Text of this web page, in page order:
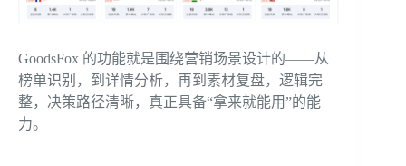
GoodsFox 的功能就是围绕营销场景设计的——从
榜单识别，到详情分析，再到素材复盘，逻辑完
整，决策路径清晰，真正具备“拿来就能用”的能
力。